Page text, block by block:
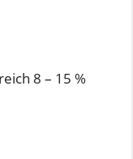
8 – 15 %